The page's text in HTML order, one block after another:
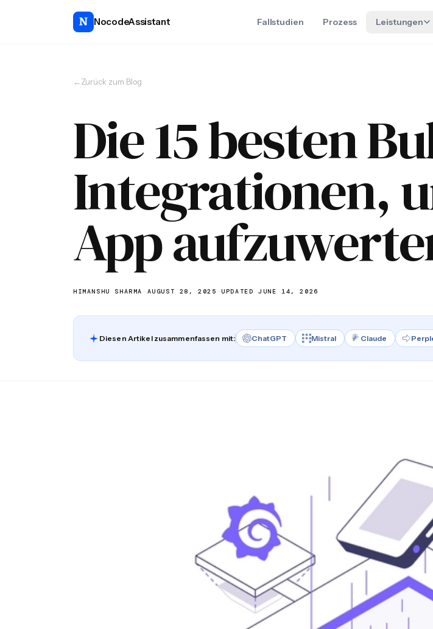
NocodeAssistant Fallstudien Prozess Leistungen
←Zurück zum Blog
Die 15 besten
Integrationen,
App
HIMANSHU SHARMA—AUGUST 28, 2025—UPDATED JUNE 14, 2026
Diesen Artikel zusammenfassen mit: ChatGPT Mistral Claude